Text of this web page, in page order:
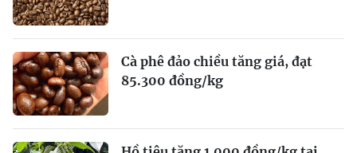
Cà phê đảo chiều tăng giá, đạt
85.300 đồng/kg